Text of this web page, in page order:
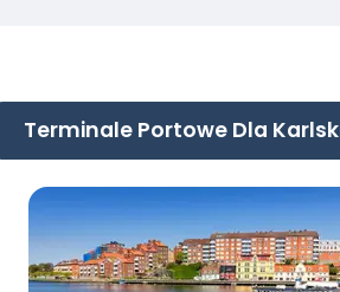
Terminale Portowe Dla